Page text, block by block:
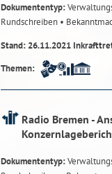
Dokumententyp:
Rundschreiben •
Stand: 26.11.2021
Themen:
Radio Bremen -
Dokumententyp: